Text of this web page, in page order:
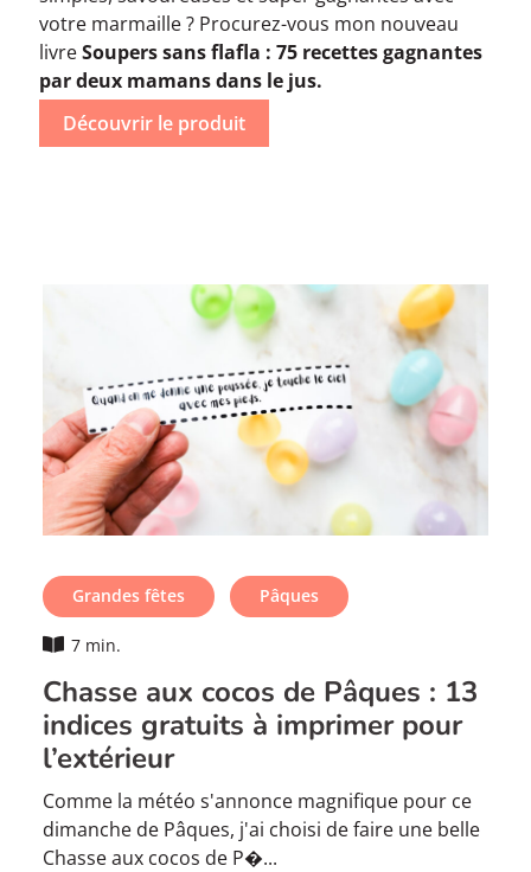
votre marmaille ? Procurez-vous mon nouveau
livreSoupers sans flafla : 75 recettes gagnantes
par deux mamans dans le jus.
Découvrir le produit
Grandes fêtes Pâques
7 min.
Chasse aux cocos de Pâques : 13
indices gratuits à imprimer pour
l’extérieur
Comme la météo s'annonce magnifique pour ce
dimanche de Pâques, j'ai choisi de faire une belle
Chasse aux cocos de P�...